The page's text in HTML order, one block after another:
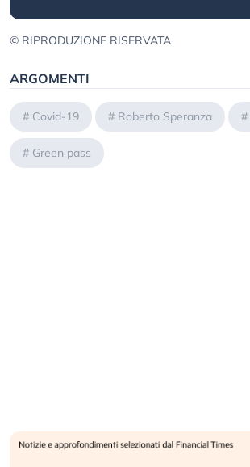
© RIPRODUZIONE RISERVATA
ARGOMENTI
# Covid-19 # Roberto Speranza #
# Green pass